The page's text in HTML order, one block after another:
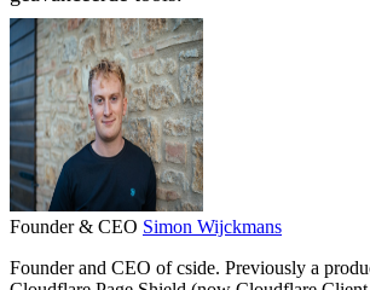
Founder & CEO Simon Wijckmans
Founder and CEO of cside. Previously a